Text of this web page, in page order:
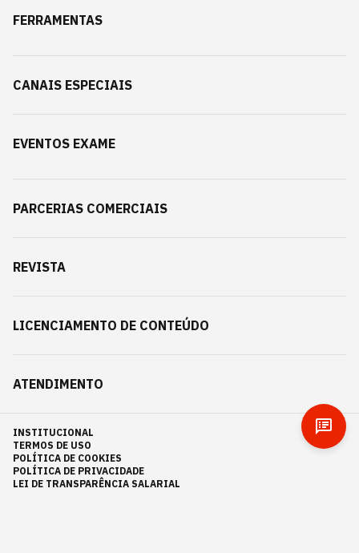
FERRAMENTAS
CANAIS ESPECIAIS
EVENTOS EXAME
PARCERIAS COMERCIAIS
REVISTA
LICENCIAMENTO DE CONTEÚDO
ATENDIMENTO
INSTITUCIONAL
TERMOS DE USO
POLÍTICA DE COOKIES
POLÍTICA DE PRIVACIDADE
LEI DE TRANSPARÊNCIA SALARIAL